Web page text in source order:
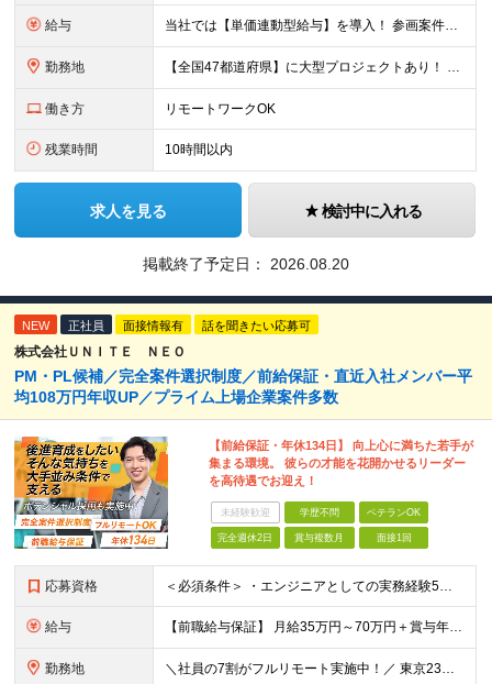
給与 当社では【単価連動型給与】を導入！ 参画案件の契約単価に連動して給与が決定。 還元率は単価の【70％～80％】と東証プライム上場グループとして高水準です！（社会保険料・教育コスト含む） ■関東：月給
勤務地 【全国47都道府県】に大型プロジェクトあり！ 主要勤務地： 北海道/宮城県/栃木県/埼玉県/千葉県/東京都/神奈川県/愛知県/大阪府/京都府/兵庫県/広島県/福岡県/熊本県 ※勤務エリアは、あなたの
働き方 リモートワークOK
残業時間 10時間以内
求人を見る 検討中に入れる
掲載終了予定日： 2026.08.20
NEW 正社員 面接情報有 話を聞きたい応募可
株式会社ＵＮＩＴＥ ＮＥＯ
PM・PL候補／完全案件選択制度／前給保証・直近入社メンバー平
均108万円年収UP／プライム上場企業案件多数
【前給保証・年休134日】 向上心に満ちた若手が
集まる環境。 彼らの才能を花開かせるリーダー
を高待遇でお迎え！
未経験歓迎 学歴不問 ベテランOK
完全週休2日 賞与複数月 面接1回
応募資格 ＜必須条件＞ ・エンジニアとしての実務経験5年以上 ＜尚可条件＞ ・PM、PL経験 ・後輩指導やチームリーダーなど、何らかのリード経験 ※リーダー未経験の方のご応募も大歓迎です！ポテンシャル採用を
給与 【前職給与保証】 月給35万円～70万円＋賞与年2回＋各種手当 ※前職の給与・スキル・経験を考慮の上、決定いたします。 ※月給には固定残業代（月30時間分／5万円～10万円）を含みます。超過分は別途
勤務地 ＼社員の7割がフルリモート実施中！／ 東京23区内など1都3県を中心としたプロジェクト先での勤務となります。 ※勤務地は希望を考慮します ≪本社≫ 東京都渋谷区恵比寿南1丁目3番7号 隅越ビル5階